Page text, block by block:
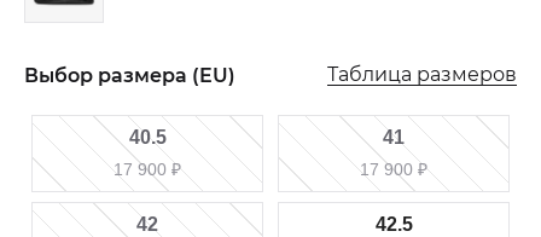
Выбор размера (EU) Таблица размеров
40.5
17 900 ₽
41
17 900 ₽
42 42.5